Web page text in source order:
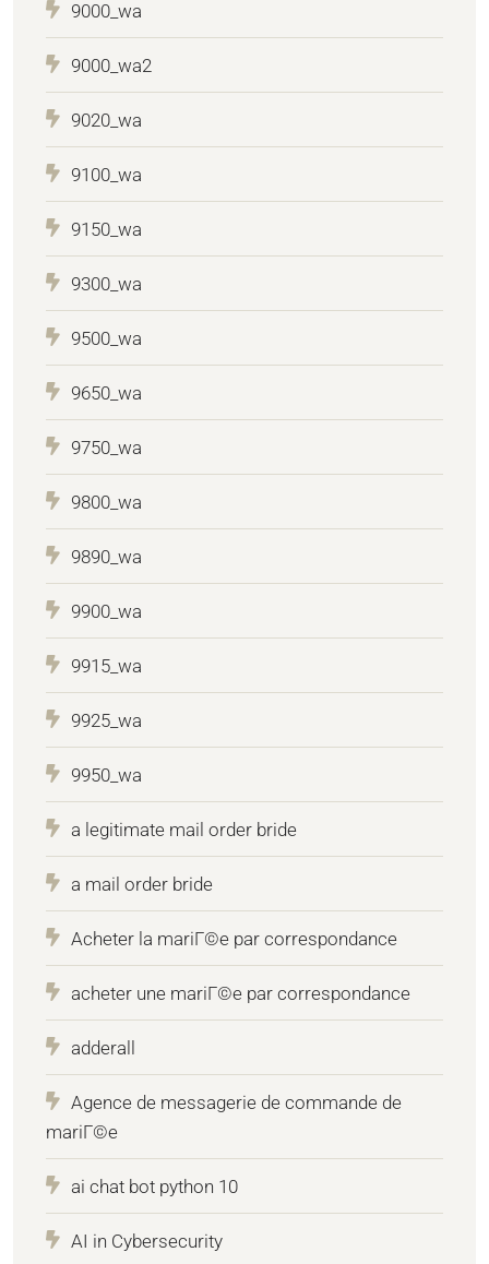
9000_wa
9000_wa2
9020_wa
9100_wa
9150_wa
9300_wa
9500_wa
9650_wa
9750_wa
9800_wa
9890_wa
9900_wa
9915_wa
9925_wa
9950_wa
a legitimate mail order bride
a mail order bride
Acheter la mariГ©e par correspondance
acheter une mariГ©e par correspondance
adderall
Agence de messagerie de commande de
mariГ©e
ai chat bot python 10
AI in Cybersecurity